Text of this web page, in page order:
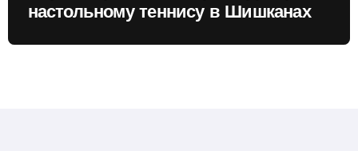
настольному теннису в Шишканах